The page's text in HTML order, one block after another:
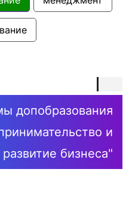
допобразования
и
бизнеса"